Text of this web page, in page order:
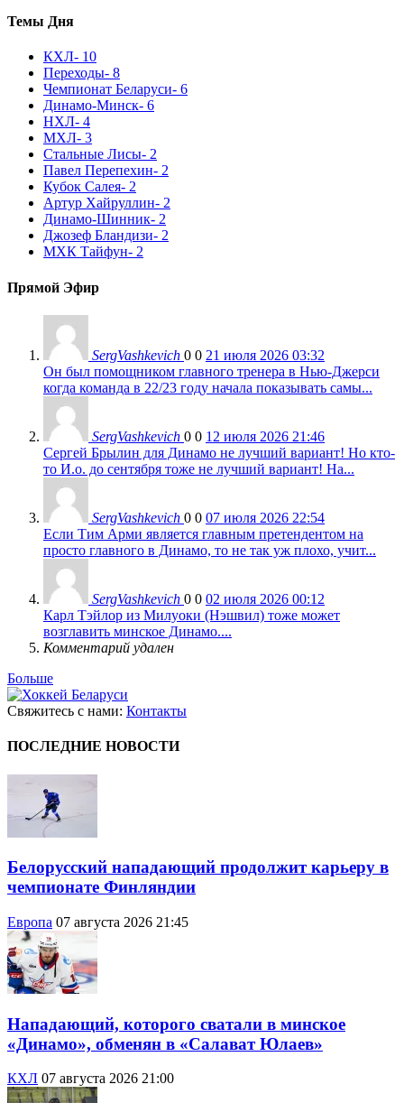
Темы Дня
КХЛ- 10
Переходы- 8
Чемпионат Беларуси- 6
Динамо-Минск- 6
НХЛ- 4
МХЛ- 3
Стальные Лисы- 2
Павел Перепехин- 2
Кубок Салея- 2
Артур Хайруллин- 2
Динамо-Шинник- 2
Джозеф Бландизи- 2
МХК Тайфун- 2
Прямой Эфир
SergVashkevich 0 0 21 июля 2026 03:32
Он был помощником главного тренера в Нью-Джерси
когда команда в 22/23 году начала показывать самы...
SergVashkevich 0 0 12 июля 2026 21:46
Сергей Брылин для Динамо не лучший вариант! Но кто-
то И.о. до сентября тоже не лучший вариант! На...
SergVashkevich 0 0 07 июля 2026 22:54
Если Тим Арми является главным претендентом на
просто главного в Динамо, то не так уж плохо, учит...
SergVashkevich 0 0 02 июля 2026 00:12
Карл Тэйлор из Милуоки (Нэшвил) тоже может
возглавить минское Динамо....
Комментарий удален
Больше
Свяжитесь с нами: Контакты
ПОСЛЕДНИЕ НОВОСТИ
Белорусский нападающий продолжит карьеру в
чемпионате Финляндии
Европа 07 августа 2026 21:45
Нападающий, которого сватали в минское
«Динамо», обменян в «Салават Юлаев»
КХЛ 07 августа 2026 21:00